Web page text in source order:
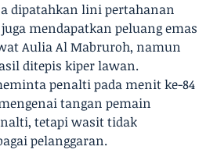
dipatahkan lini pertahanan
mendapatkan peluang emas
Aulia Al Mabruroh, namun
ditepis kiper lawan.
penalti pada menit ke-84
tangan pemain
tetapi wasit tidak
pelanggaran.